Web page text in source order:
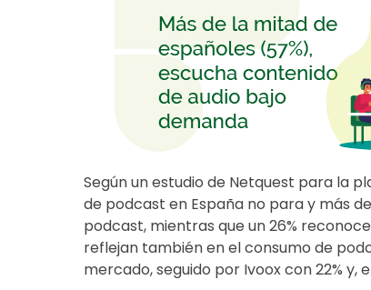
Según un estudio de Netquest para la
de podcast en España no para y más
podcast, mientras que un 26%
reflejan también en el consumo de
mercado, seguido por Ivoox con 22% y,